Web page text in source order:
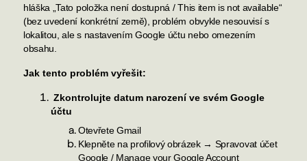
hláška „Tato položka není dostupná / This item is not available“
(bez uvedení konkrétní země), problém obvykle nesouvisí s
lokalitou, ale s nastavením Google účtu nebo omezením
obsahu.
Jak tento problém vyřešit:
Zkontrolujte datum narození ve svém Google
účtu
Otevřete Gmail
Klepněte na profilový obrázek → Spravovat účet
Google / Manage your Google Account